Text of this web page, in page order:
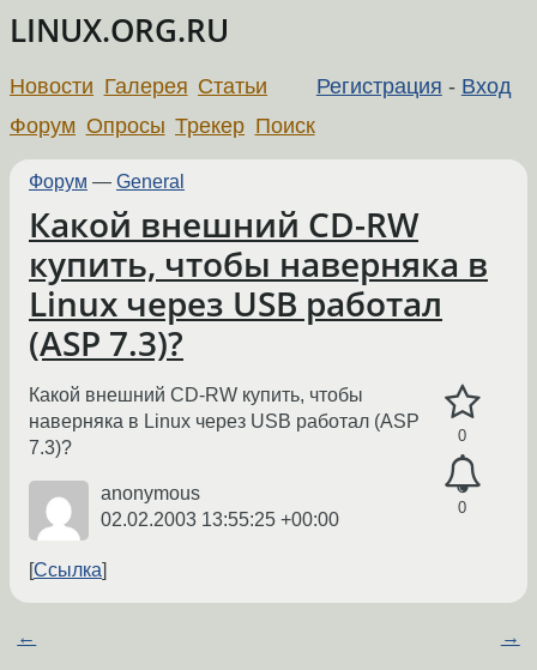
LINUX.ORG.RU
Регистрация - Вход
Новости Галерея Статьи
Форум Опросы Трекер Поиск
Форум — General
Какой внешний CD-RW
купить, чтобы наверняка в
Linux через USB работал
(ASP 7.3)?
0
0
Какой внешний CD-RW купить, чтобы
наверняка в Linux через USB работал (ASP
7.3)?
anonymous
02.02.2003 13:55:25 +00:00
Ссылка
← →